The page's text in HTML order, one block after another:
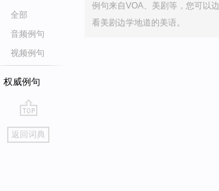
全部
音频例句
视频例句
权威例句
go
top
返回词典
例句来自VOA、美剧等，您可以边
看美剧边学地道的美语。